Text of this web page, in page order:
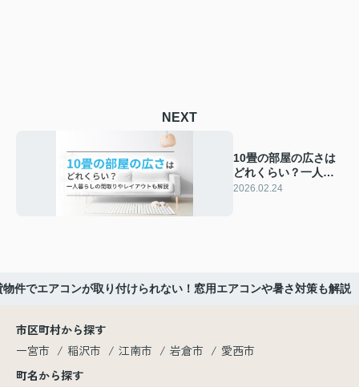
NEXT
10畳の部屋の広さは
どれくらい？一人暮
らしの間取りやレイ
2026.02.24
物件でエアコンが取り付けられない！窓用エアコンや暑さ対策も解説
市区町村から探す
一宮市
稲沢市 江南市 岩倉市
愛西市
町名から探す